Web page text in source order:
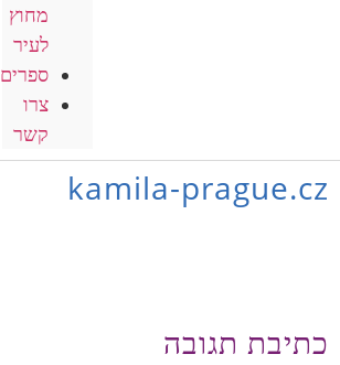
מחוץ
לעיר
ספרים
צרו
קשר
kamila-prague.cz
כתיבת תגובה